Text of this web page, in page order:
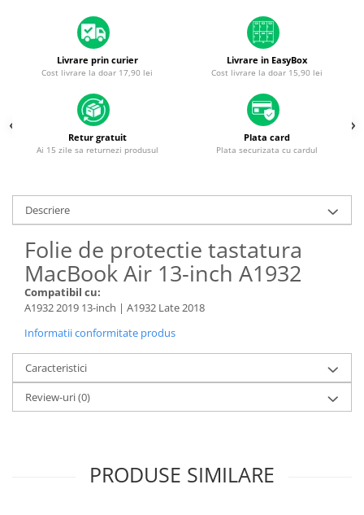
A1278 (Unibody 13” 2009-2012)
A1286 (Unibody 15” 2008-2012)
A1297 (Unibody 17” 2009-2011)
A1342 (Unibody 13” 2009-2010)
A1534 (Retina 12” 2015-2017)
Piese & Accesorii iPhone
iPhone 16 Pro
iPhone 17 Pro
iPhone 15 Pro Max
iPhone 16 Plus
iPhone 17
iPhone 15 Pro
iPhone 16
iPhone 15 Plus
iPhone 15
iPhone 14 Plus
Livrare prin curier
Cost livrare la doar 17,90 lei
Livrare in EasyBox
Cost livrare la doar 15,90 lei
Retur gratuit
Ai 15 zile sa returnezi produsul
Plata card
Plata securizata cu cardul
Descriere
Folie de protectie tastatura
MacBook Air 13-inch A1932
Compatibil cu:
A1932 2019 13-inch | A1932 Late 2018
Informatii conformitate produs
Caracteristici
Review-uri(0)
PRODUSE SIMILARE